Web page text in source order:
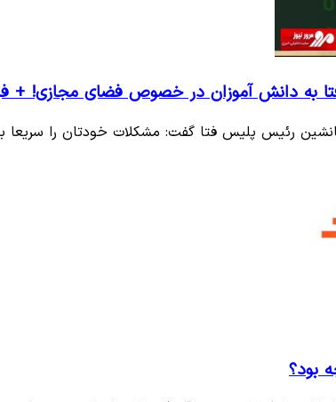
به دانش آموزان در خصوص فضای مجازی! +
رئیس پلیس فتا گفت: مشکلات خودتان را
بود؟